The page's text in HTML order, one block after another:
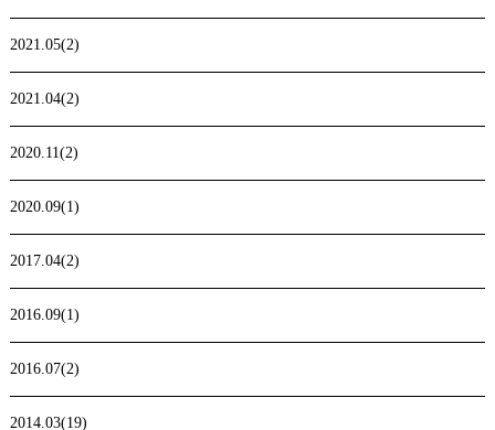
2021.05(2)
2021.04(2)
2020.11(2)
2020.09(1)
2017.04(2)
2016.09(1)
2016.07(2)
2014.03(19)